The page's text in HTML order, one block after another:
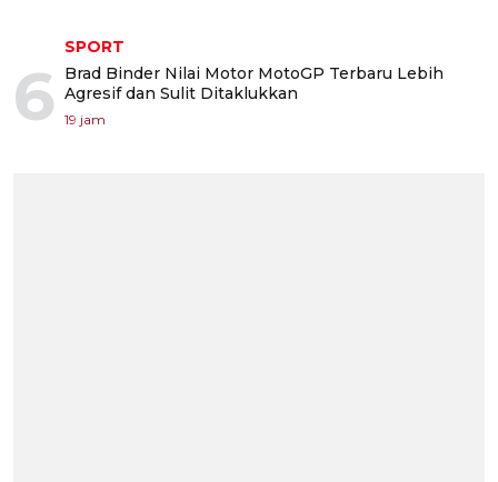
6
SPORT
Brad Binder Nilai Motor MotoGP Terbaru Lebih
Agresif dan Sulit Ditaklukkan
19 jam